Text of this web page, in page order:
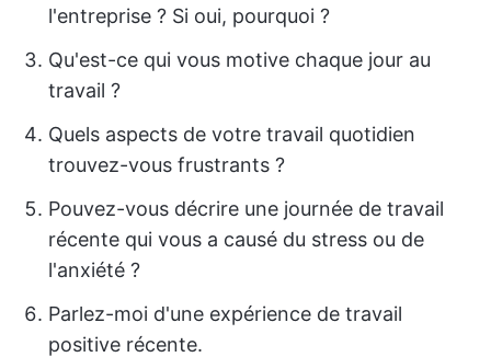
l'entreprise ? Si oui, pourquoi ?
Qu'est-ce qui vous motive chaque jour au
travail ?
Quels aspects de votre travail quotidien
trouvez-vous frustrants ?
Pouvez-vous décrire une journée de travail
récente qui vous a causé du stress ou de
l'anxiété ?
Parlez-moi d'une expérience de travail
positive récente.